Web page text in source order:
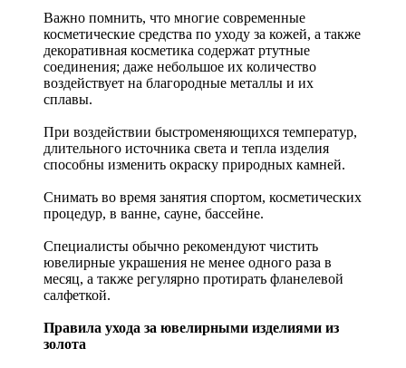
Важно помнить, что многие современные
косметические средства по уходу за кожей, а также
декоративная косметика содержат ртутные
соединения; даже небольшое их количество
воздействует на благородные металлы и их
сплавы.
При воздействии быстроменяющихся температур,
длительного источника света и тепла изделия
способны изменить окраску природных камней.
Снимать во время занятия спортом, косметических
процедур, в ванне, сауне, бассейне.
Специалисты обычно рекомендуют чистить
ювелирные украшения не менее одного раза в
месяц, а также регулярно протирать фланелевой
салфеткой.
Правила ухода за ювелирными изделиями из
золота